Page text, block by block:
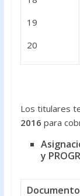
19
20
Los titulares
2016 para
y